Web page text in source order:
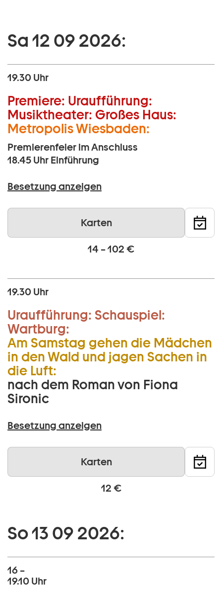
Sa 12 09 2026:
19.30 Uhr
Premiere: Uraufführung:
Musiktheater: Großes Haus:
Metropolis Wiesbaden:
Premierenfeier im Anschluss
18.45 Uhr Einführung
Besetzung anzeigen
Karten
14 – 102 €
19.30 Uhr
Uraufführung: Schauspiel:
Wartburg:
Am Samstag gehen die Mädchen
in den Wald und jagen Sachen in
die Luft:
nach dem Roman von Fiona
Sironic
Besetzung anzeigen
Karten
12 €
So 13 09 2026:
16 –
19.10 Uhr